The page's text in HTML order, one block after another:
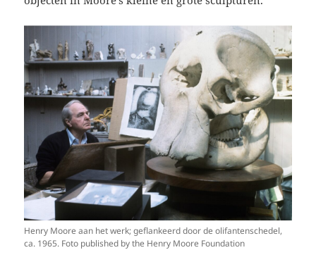
Henry Moore aan het werk; geflankeerd door de olifantenschedel,
ca. 1965. Foto published by the Henry Moore Foundation